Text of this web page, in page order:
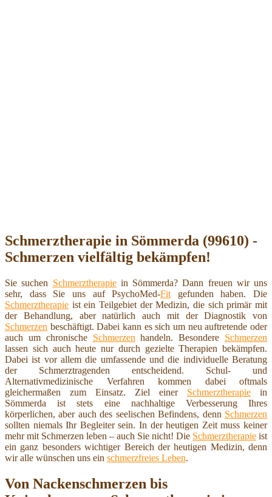
Schmerztherapie in Sömmerda (99610) -
Schmerzen vielfältig bekämpfen!
Sie suchen Schmerztherapiein Sömmerda? Dann freuen wir uns
sehr, dass Sie uns auf PsychoMed-Fit gefunden haben. Die
Schmerztherapie ist ein Teilgebiet der Medizin, die sich primär mit
der Behandlung, aber natürlich auch mit der Diagnostik von
Schmerzen beschäftigt. Dabei kann es sich um neu auftretende oder
auch um chronische Schmerzen handeln. Besondere Schmerzen
lassen sich auch heute nur durch gezielte Therapien bekämpfen.
Dabei ist vor allem die umfassende und die individuelle Beratung
der Schmerztragenden entscheidend. Schul- und
Alternativmedizinische Verfahren kommen dabei oftmals
gleichermaßen zum Einsatz. Ziel einer Schmerztherapie in
Sömmerda ist stets eine nachhaltige Verbesserung Ihres
körperlichen, aber auch des seelischen Befindens, denn Schmerzen
sollten niemals Ihr Begleiter sein. In der heutigen Zeit muss keiner
mehr mit Schmerzen leben – auch Sie nicht! Die Schmerztherapie ist
ein ganz besonders wichtiger Bereich der heutigen Medizin, denn
wir alle wünschen uns ein schmerzfreies Leben.
Von Nackenschmerzen bis